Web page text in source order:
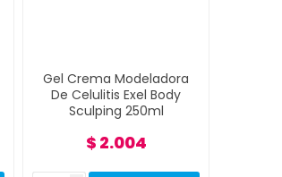
Gel Crema Modeladora
De Celulitis Exel Body
Sculping 250ml
$ 2.004